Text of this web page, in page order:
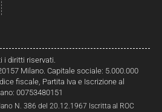
i diritti riservati.
Milano. Capitale sociale: 5.000.000
fiscale, Partita Iva e Iscrizione al
00753480151
N. 386 del 20.12.1967 Iscritta al ROC